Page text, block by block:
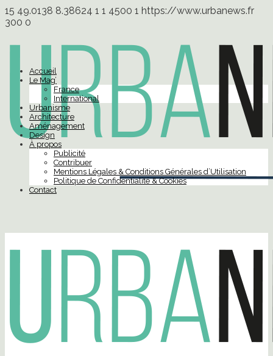
15 49.0138 8.38624 1 1 4500 1 https://www.urbanews.fr
300 0
Accueil
Le Mag’
France
International
Urbanisme
Architecture
Aménagement
Design
À propos
Publicité
Contribuer
Mentions Légales & Conditions Générales d’Utilisation
Politique de Confidentialité & Cookies
Contact